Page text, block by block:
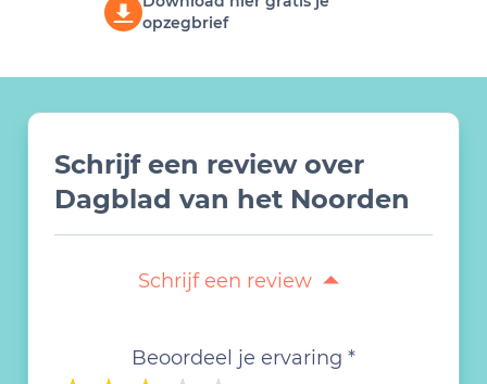
opzegbrief
Schrijf een review over
Dagblad van het Noorden
Schrijf een review
Beoordeel je ervaring *